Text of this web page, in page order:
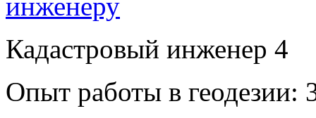
Кадастровый инженер 4
Опыт работы в геодезии: